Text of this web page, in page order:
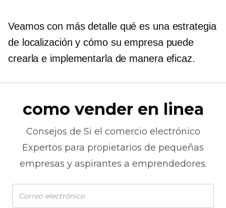
Veamos con más detalle qué es una estrategia
de localización y cómo su empresa puede
crearla e implementarla de manera eficaz.
como vender en linea
Consejos de Si el comercio electrónico
Expertos para propietarios de pequeñas
empresas y aspirantes a emprendedores.